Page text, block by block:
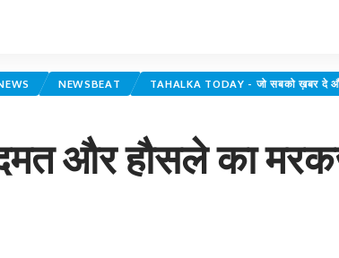
NEWSBEAT TAHALKA TODAY - जो सबको ख़बर दे
और हौसले का